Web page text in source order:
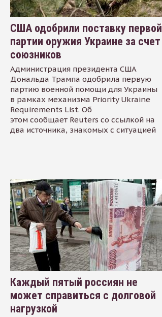
США одобрили поставку первой
партии оружия Украине за счет
союзников
Администрация президента США
Дональда Трампа одобрила первую
партию военной помощи для Украины
в рамках механизма Priority Ukraine
Requirements List. Об
этом сообщает Reuters со ссылкой на
два источника, знакомых с ситуацией
Каждый пятый россиян не
может справиться с долговой
нагрузкой